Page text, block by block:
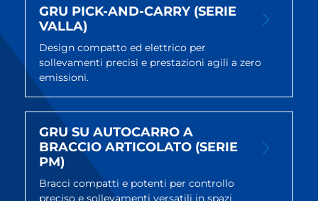
GRU PICK-AND-CARRY (SERIE
VALLA)
Design compatto ed elettrico per
sollevamenti precisi e prestazioni agili a zero
emissioni.
GRU SU AUTOCARRO A
BRACCIO ARTICOLATO (SERIE
PM)
Bracci compatti e potenti per controllo
preciso e sollevamenti versatili in spazi